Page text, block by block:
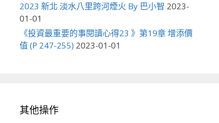
2023 新北 淡水八里跨河煙火 By 巴小智 2023-
01-01
《投資最重要的事閱讀心得23 》第19章 增添價
值 (P 247-255) 2023-01-01
其他操作